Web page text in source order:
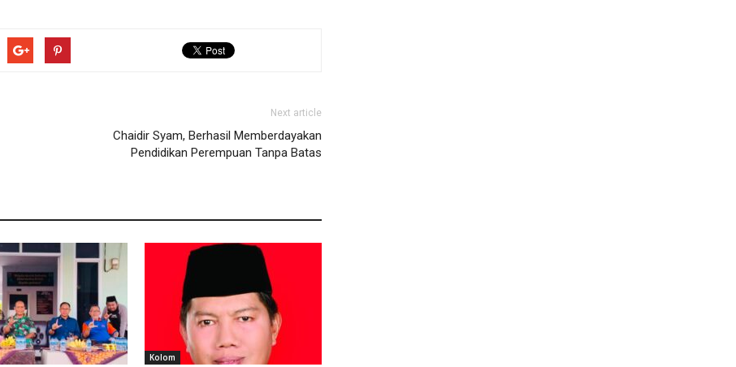
Next article
Chaidir Syam, Berhasil Memberdayakan
Pendidikan Perempuan Tanpa Batas
Kolom